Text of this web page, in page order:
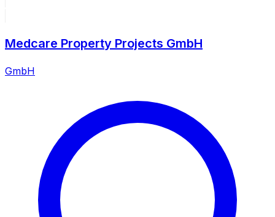
Medcare Property Projects GmbH
GmbH